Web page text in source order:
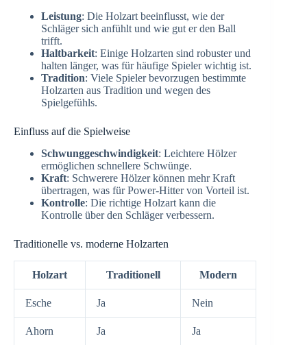
Leistung: Die Holzart beeinflusst, wie der
Schläger sich anfühlt und wie gut er den Ball
trifft.
Haltbarkeit: Einige Holzarten sind robuster und
halten länger, was für häufige Spieler wichtig ist.
Tradition: Viele Spieler bevorzugen bestimmte
Holzarten aus Tradition und wegen des
Spielgefühls.
Einfluss auf die Spielweise
Schwunggeschwindigkeit: Leichtere Hölzer
ermöglichen schnellere Schwünge.
Kraft: Schwerere Hölzer können mehr Kraft
übertragen, was für Power-Hitter von Vorteil ist.
Kontrolle: Die richtige Holzart kann die
Kontrolle über den Schläger verbessern.
Traditionelle vs. moderne Holzarten
Holzart Traditionell Modern
Esche Ja Nein
Ahorn Ja Ja